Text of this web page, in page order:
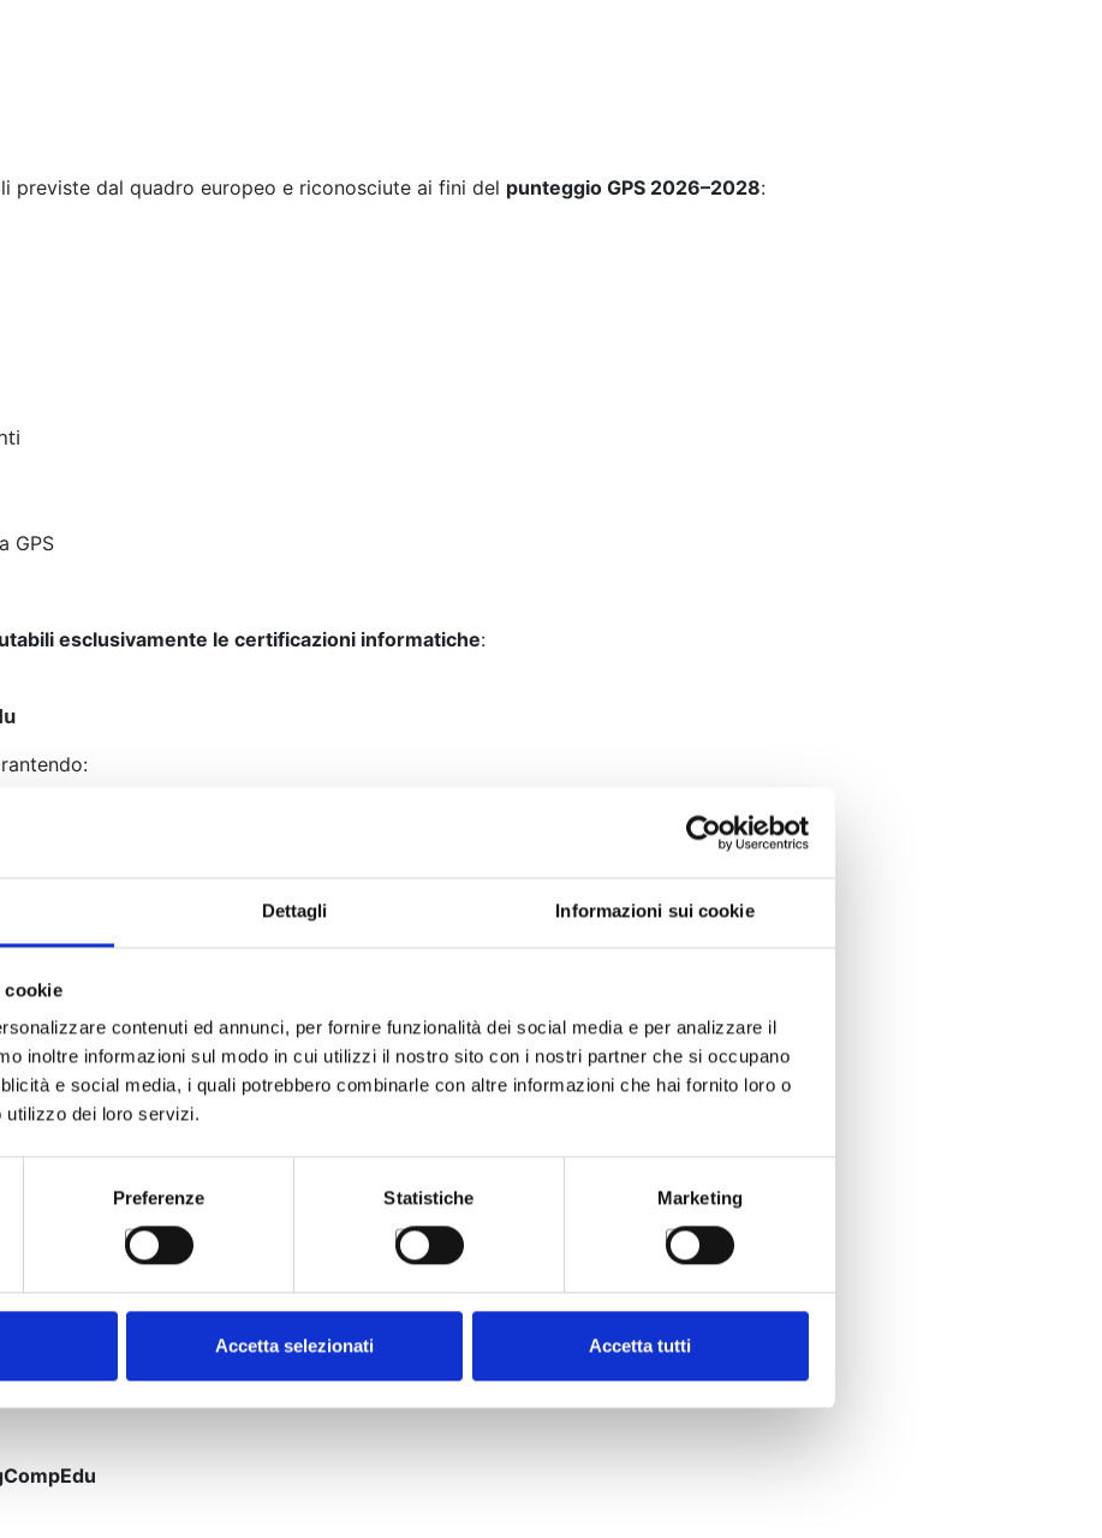
Dettagli Informazioni sui cookie
cookie
contenuti ed annunci, per fornire funzionalità dei social media e per analizzare il
inoltre informazioni sul modo in cui utilizzi il nostro sito con i nostri partner che si occupano
e social media, i quali potrebbero combinarle con altre informazioni che hai fornito loro o
utilizzo dei loro servizi.
Preferenze Statistiche Marketing
Accetta selezionati Accetta tutti
dal quadro europeo e riconosciute ai fini del punteggio GPS 2026–2028:
GPS
esclusivamente le certificazioni informatiche:
dallo Stato italiano, che garantisce il riconoscimento delle certificazioni.
dell’esame